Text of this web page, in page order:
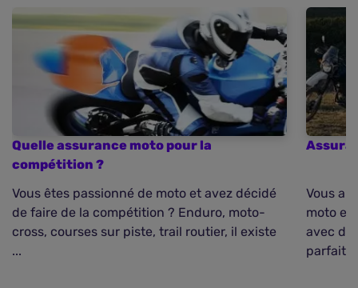
Quelle assurance moto pour la
compétition ?
Vous êtes passionné de moto et avez décidé
de faire de la compétition ? Enduro, moto-
cross, courses sur piste, trail routier, il existe
...
Vous
moto et
avec